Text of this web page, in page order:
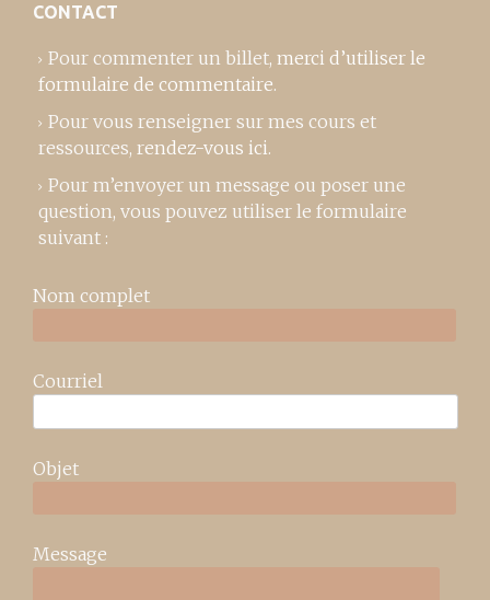
CONTACT
Pour commenter un billet, merci d’utiliser le
formulaire de commentaire.
Pour vous renseigner sur mes cours et
ressources, rendez-vous ici.
Pour m’envoyer un message ou poser une
question, vous pouvez utiliser le formulaire
suivant :
Nom complet
Courriel
Objet
Message